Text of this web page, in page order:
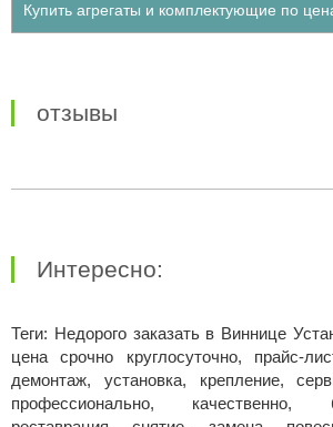
Купить агрегаты и комплектующие по
отзывы
Интересно:
Теги: Недорого заказать в Виннице
цена срочно круглосуточно, прайс-
демонтаж, установка, крепление,
профессионально, качественно,